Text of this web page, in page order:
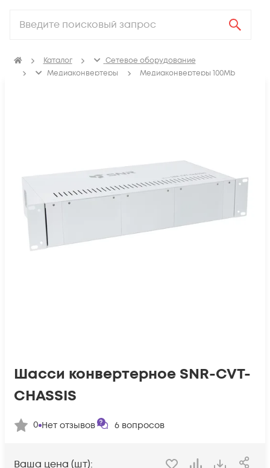
Каталог
Сетевое оборудование
Медиаконвертеры
Медиаконвертеры 100Mb
Шасси конвертерное SNR-CVT-
CHASSIS
0 Нет отзывов 6 вопросов
Ваша цена (шт):